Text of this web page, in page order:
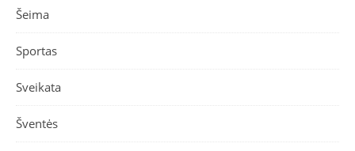
Šeima
Sportas
Sveikata
Šventės